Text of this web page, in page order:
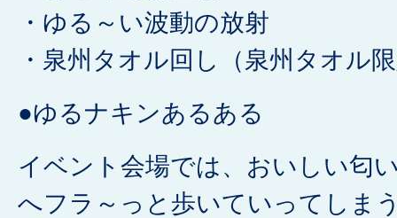
・ゆる～い波動の放射
・泉州タオル回し（泉州タオル
●ゆるナキンあるある
イベント会場では、おいしい匂
へフラ～っと歩いていってしま